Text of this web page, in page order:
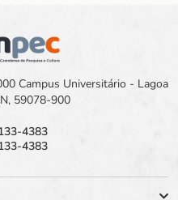
Campus Universitário - Lagoa
59078-900
4383
4383